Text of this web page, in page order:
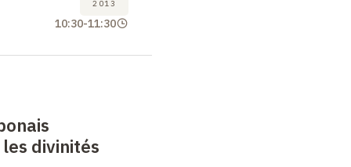
2013
10:30-11:30
divinités